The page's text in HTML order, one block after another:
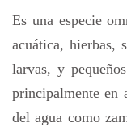
Es una especie
acuática, hierbas,
larvas, y
principalmente en
del agua como